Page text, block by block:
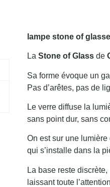
lampe stone of
La Stone of Glassde
Sa forme évoque un
Pas d’arêtes, pas de
Le verre diffuse la
sans point dur, sans
On est sur une
qui s’installe dans la
La base reste discrète,
laissant toute